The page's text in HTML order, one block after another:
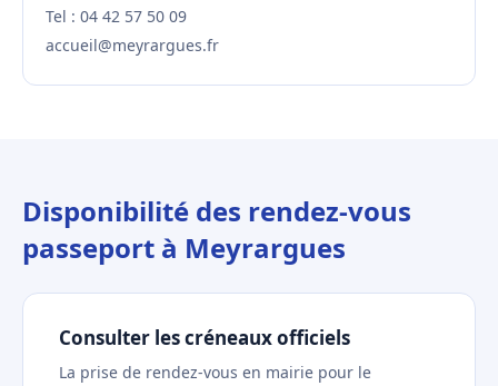
Tel : 04 42 57 50 09
accueil@meyrargues.fr
Disponibilité des rendez-vous
passeport à Meyrargues
Consulter les créneaux officiels
La prise de rendez-vous en mairie pour le